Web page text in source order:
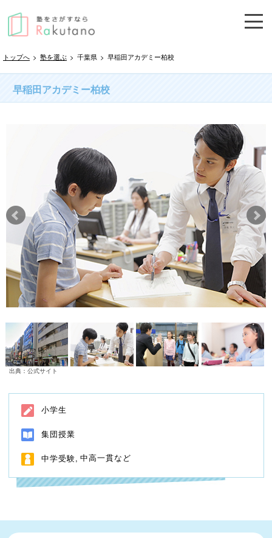
トップへ > 塾を選ぶ > 千葉県 > 早稲田アカデミー柏校
早稲田アカデミー柏校
出典：公式サイト
小学生
集団授業
中学受験 中高一貫など